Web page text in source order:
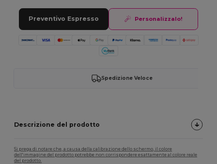
Preventivo Espresso Personalizzalo!
Spedizione Veloce
Descrizione del prodotto
Si prega di notare che, a causa della calibrazione dello schermo, il colore
dell'immagine del prodotto potrebbe non corrispondere esattamente al colore reale
del prodotto.